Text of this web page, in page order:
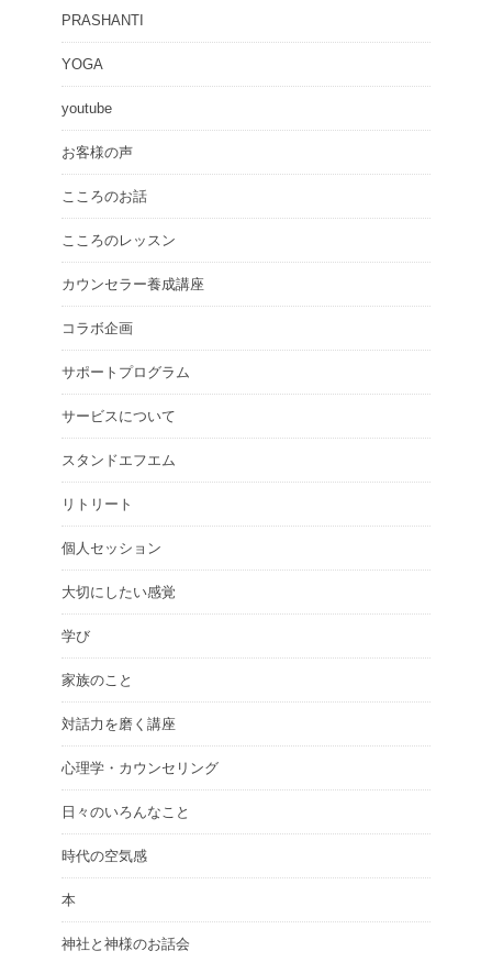
PRASHANTI
YOGA
youtube
お客様の声
こころのお話
こころのレッスン
カウンセラー養成講座
コラボ企画
サポートプログラム
サービスについて
スタンドエフエム
リトリート
個人セッション
大切にしたい感覚
学び
家族のこと
対話力を磨く講座
心理学・カウンセリング
日々のいろんなこと
時代の空気感
本
神社と神様のお話会